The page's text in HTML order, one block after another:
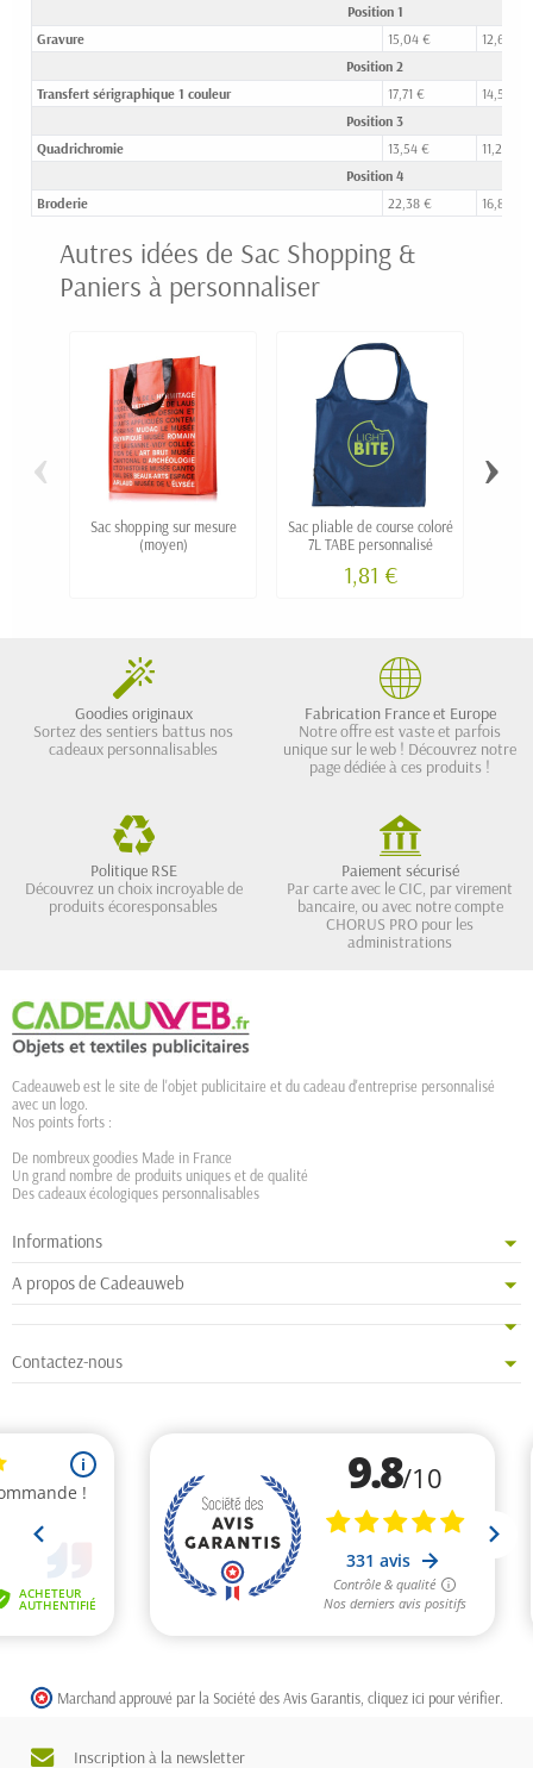
Position 1
Gravure
15,04 €
12,68 €
Position 2
Transfert sérigraphique 1 couleur
17,71 €
14,51 €
Position 3
Quadrichromie
13,54 €
11,23 €
Position 4
Broderie
22,38 € 16,89 €
Autres idées de Sac Shopping &
Paniers à personnaliser
Sac shopping sur mesure
(moyen)
Sac pliable de course coloré
7L TABE personnalisé
1,81 €
‹ ›
Goodies originaux
Sortez des sentiers battus nos
cadeaux personnalisables
Fabrication France et Europe
Notre offre est vaste et parfois
unique sur le web ! Découvrez notre
page dédiée à ces produits !
Politique RSE
Découvrez un choix incroyable de
produits écoresponsables
Paiement sécurisé
Par carte avec le CIC, par virement
bancaire, ou avec notre compte
CHORUS PRO pour les
administrations
Cadeauweb est le site de l'objet publicitaire et du cadeau d'entreprise personnalisé
avec un logo.
Nos points forts :
De nombreux goodies Made in France
Un grand nombre de produits uniques et de qualité
Des cadeaux écologiques personnalisables
Informations
A propos de Cadeauweb
Contactez-nous
Marchand approuvé par la Société des Avis Garantis, cliquez ici pour vérifier
Inscription à la newsletter